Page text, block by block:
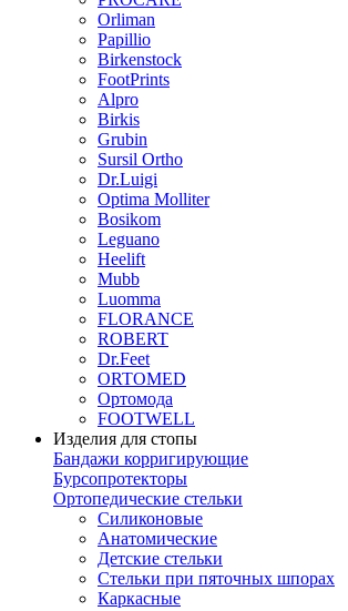
Orliman
Papillio
Birkenstock
FootPrints
Alpro
Birkis
Grubin
Sursil Ortho
Dr.Luigi
Optima Molliter
Bosikom
Leguano
Heelift
Mubb
Luomma
FLORANCE
ROBERT
Dr.Feet
ORTOMED
Ортомода
FOOTWELL
Изделия для стопы
Бандажи корригирующие
Бурсопротекторы
Ортопедические стельки
Силиконовые
Анатомические
Детские стельки
Стельки при пяточных шпорах
Каркасные